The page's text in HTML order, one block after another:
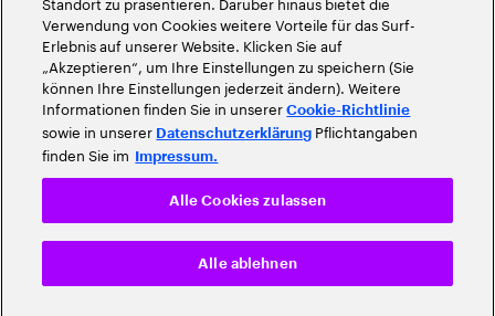
Verwendung von Cookies weitere Vorteile für das Surf-
Erlebnis auf unserer Website. Klicken Sie auf
„Akzeptieren“, um Ihre Einstellungen zu speichern (Sie
können Ihre Einstellungen jederzeit ändern). Weitere
Informationen finden Sie in unsererCookie-Richtlinie
sowie in unserer Datenschutzerklärung Pflichtangaben
finden Sie im Impressum.
Alle ablehnen
Alle Cookies zulassen